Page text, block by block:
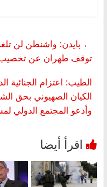
← بايدن: واشنطن لن
توقف طهران عن تخصيب
الطيب: اعتزام الجنائية
الكيان الصهيوني بحق
وأدعو المجتمع الدولي